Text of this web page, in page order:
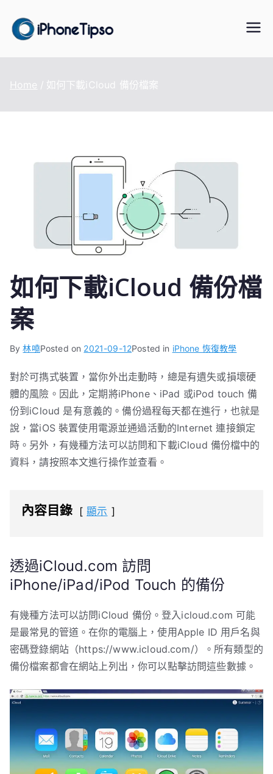
content
o
救援軟體
Home 如何下載iCloud 備份檔案
如何下載iCloud 備份檔
案
By林嘵Posted on 2021-09-12Posted in iPhone 恢復教學
對於可擕式裝置，當你外出走動時，總是有遺失或損壞硬
體的風險。因此，定期將iPhone、iPad 或iPod touch 備
份到iCloud 是有意義的。備份過程每天都在進行，也就是
說，當iOS 裝置使用電源並通過活動的Internet 連接鎖定
時。另外，有幾種方法可以訪問和下載iCloud 備份檔中的
資料，請按照本文進行操作並查看。
內容目錄 顯示
透過iCloud.com 訪問
iPhone/iPad/iPod Touch 的備份
有幾種方法可以訪問iCloud 備份。登入icloud.com 可能
是最常見的管道。在你的電腦上，使用Apple ID 用戶名與
密碼登錄網站（https://www.icloud.com/）。所有類型的
備份檔案都會在網站上列出，你可以點擊訪問這些數據。